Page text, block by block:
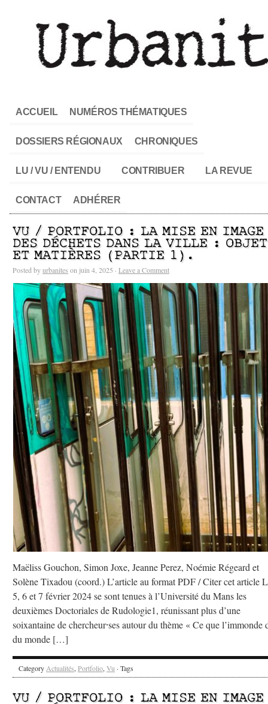
ACCUEIL NUMÉROS THÉMATIQUES
DOSSIERS RÉGIONAUX CHRONIQUES
LU / VU / ENTENDU CONTRIBUER LA REVUE
CONTACT ADHÉRER
VU / PORTFOLIO : LA MISE EN IMAGE
DES DÉCHETS DANS LA VILLE :
ET MATIÈRES (PARTIE 1).
Posted byurbanites on juin 4, 2025 · Leave a Comment
Maëliss Gouchon, Simon Joxe, Jeanne Perez, Noémie Régeard et
Solène Tixadou (coord.) L’article au format PDF / Citer cet article
5, 6 et 7 février 2024 se sont tenues à l’Université du Mans les
deuxièmes Doctoriales de Rudologie1, réunissant plus d’une
soixantaine de chercheur⸱ses autour du thème « Ce que l’immonde
du monde […]
Category Actualités, Portfolio, Vu · Tags
VU / PORTFOLIO : LA MISE EN IMAGE